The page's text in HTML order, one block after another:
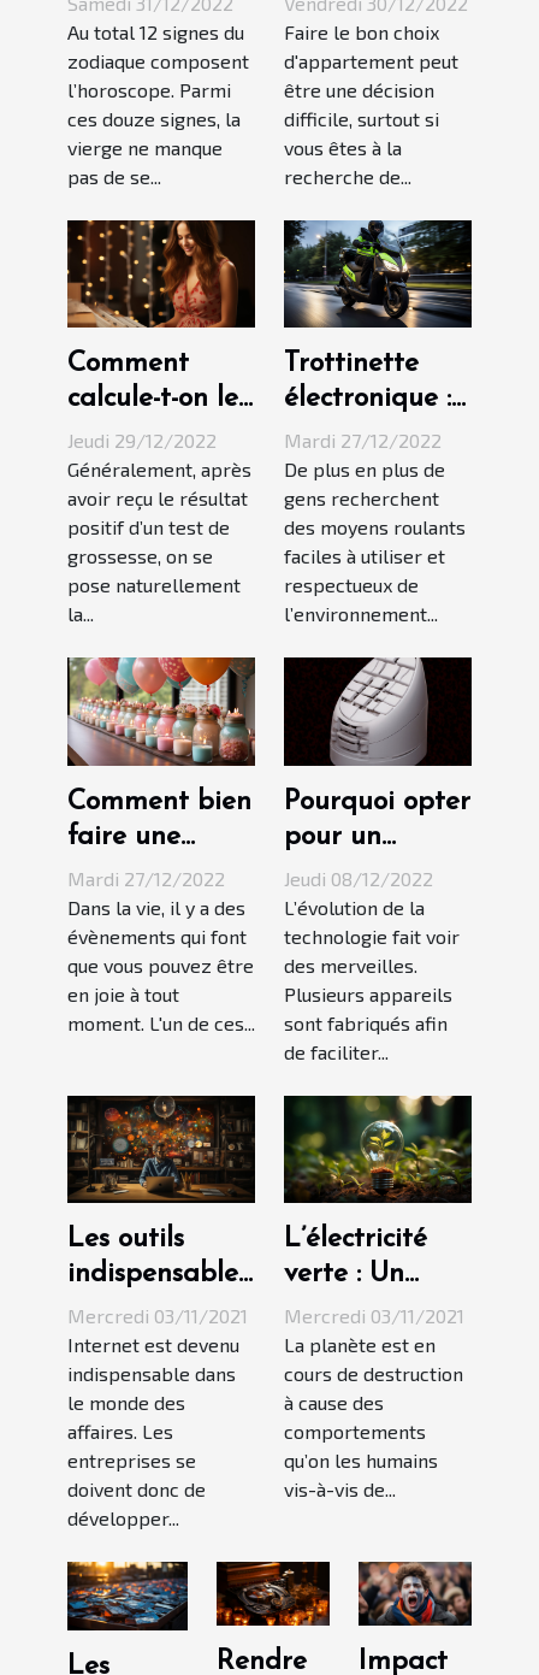
vierge
Au total 12 signes du
zodiaque composent
l’horoscope. Parmi
ces douze signes, la
vierge ne manque
pas de se...
appartement
?
Faire le bon choix
d'appartement peut
être une décision
difficile, surtout si
vous êtes à la
recherche de...
Comment
calcule-t-on le
nombre de
mois d’une
grossesse ?
Jeudi 29/12/2022
Généralement, après
avoir reçu le résultat
positif d’un test de
grossesse, on se
pose naturellement
la...
Trottinette
électronique :
Comment
apprendre à
bien conduire
?
Mardi 27/12/2022
De plus en plus de
gens recherchent
des moyens roulants
faciles à utiliser et
respectueux de
l’environnement...
Comment bien
faire une
décoration
pour une fête
d'anniversaire
?
Mardi 27/12/2022
Dans la vie, il y a des
évènements qui font
que vous pouvez être
en joie à tout
moment. L'un de ces...
Pourquoi opter
pour un
épilateur à la
lumière pulsée
?
Jeudi 08/12/2022
L’évolution de la
technologie fait voir
des merveilles.
Plusieurs appareils
sont fabriqués afin
de faciliter...
Les outils
indispensables
pour une
stratégie
marketing
digital réussie
Mercredi 03/11/2021
Internet est devenu
indispensable dans
le monde des
affaires. Les
entreprises se
doivent donc de
développer...
L’électricité
verte : Un
espoir pour la
planète
Mercredi 03/11/2021
La planète est en
cours de destruction
à cause des
comportements
qu’on les humains
vis-à-vis de...
Les Rendre Impact